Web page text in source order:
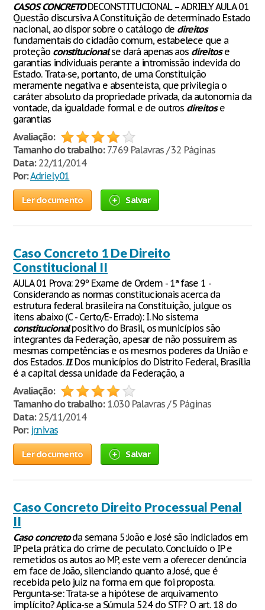
CASOS CONCRETODECONSTITUCIONAL – ADRIELY AULA 01
Questão discursiva A Constituição de determinado Estado
nacional, ao dispor sobre o catálogo de direitos
fundamentais do cidadão comum, estabelece que a
proteção constitucionalse dará apenas aos direitose
garantias individuais perante a intromissão indevida do
Estado. Trata-se, portanto, de uma Constituição
meramente negativa e absenteísta, que privilegia o
caráter absoluto da propriedade privada, da autonomia da
vontade, da igualdade formal e de outros direitose
garantias
Avaliação:
Tamanho do trabalho:7.769 Palavras / 32 Páginas
Data:22/11/2014
Por:Adriely01
Ler documento Salvar
Caso Concreto 1 De Direito
Constitucional II
AULA 01 Prova: 29º Exame de Ordem - 1ª fase 1 -
Considerando as normas constitucionais acerca da
estrutura federal brasileira na Constituição, julgue os
itens abaixo (C - Certo/E- Errado): I. No sistema
constitucionalpositivo do Brasil, os municípios são
integrantes da Federação, apesar de não possuírem as
mesmas competências e os mesmos poderes da União e
dos Estados.II. Dos municípios do Distrito Federal, Brasília
é a capital dessa unidade da Federação, a
Avaliação:
Tamanho do trabalho:1.030 Palavras / 5 Páginas
Data:25/11/2014
Por: jr.nivas
Ler documento Salvar
Caso Concreto Direito Processual Penal
II
Caso concretoda semana 5:João e José são indiciados em
IP pela prática do crime de peculato. Concluído o IP e
remetidos os autos ao MP, este vem a oferecer denúncia
em face de João, silenciando quanto a José, que é
recebida pelo juiz na forma em que foi proposta.
Pergunta-se: Trata-se a hipótese de arquivamento
implícito? Aplica-se a Súmula 524 do STF? O art. 18 do